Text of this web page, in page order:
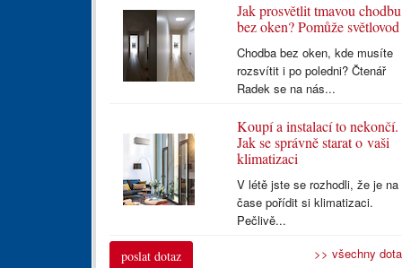
Jak prosvětlit tmavou chodbu
bez oken? Pomůže světlovod
Chodba bez oken, kde musíte
rozsvítit i po poledni? Čtenář
Radek se na nás...
Koupí a instalací to nekončí.
Jak se správně starat o vaši
klimatizaci
V létě jste se rozhodli, že je na
čase pořídit si klimatizaci.
Pečlivě...
poslat dotaz >> všechny